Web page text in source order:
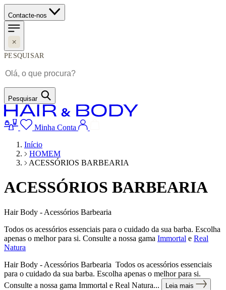
Contacte-nos
PESQUISAR
Pesquisar
Minha Conta
Início
HOMEM
ACESSÓRIOS BARBEARIA
ACESSÓRIOS BARBEARIA
Hair Body - Acessórios Barbearia
Todos os acessórios essenciais para o cuidado da sua barba. Escolha
apenas o melhor para si. Consulte a nossa gama Immortal e Real
Natura
Hair Body - Acessórios Barbearia Todos os acessórios essenciais
para o cuidado da sua barba. Escolha apenas o melhor para si.
Consulte a nossa gama Immortal e Real Natura...
Leia mais